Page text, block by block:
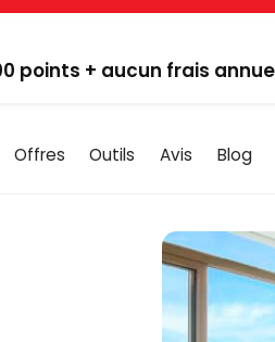
points + aucun frais
Offres Outils Avis Blog